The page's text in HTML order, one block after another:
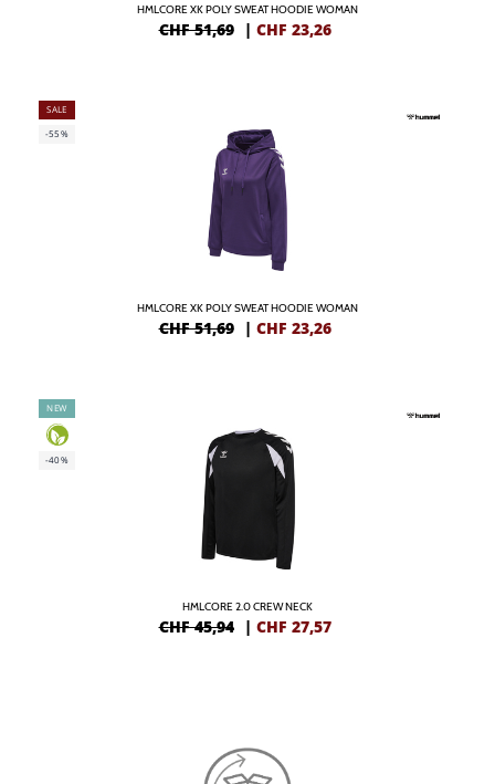
HMLCORE XK POLY SWEAT HOODIE WOMAN
CHF 51,69 | CHF 23,26
SALE
-55%
HMLCORE XK POLY SWEAT HOODIE WOMAN
CHF 51,69 | CHF 23,26
NEW
-40%
HMLCORE 2.0 CREW NECK
CHF 45,94 | CHF 27,57